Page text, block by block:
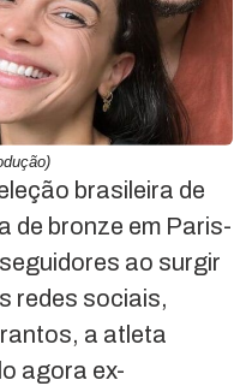
brasileira de
de bronze em Paris-
ao surgir
redes sociais,
a atleta
agora ex-